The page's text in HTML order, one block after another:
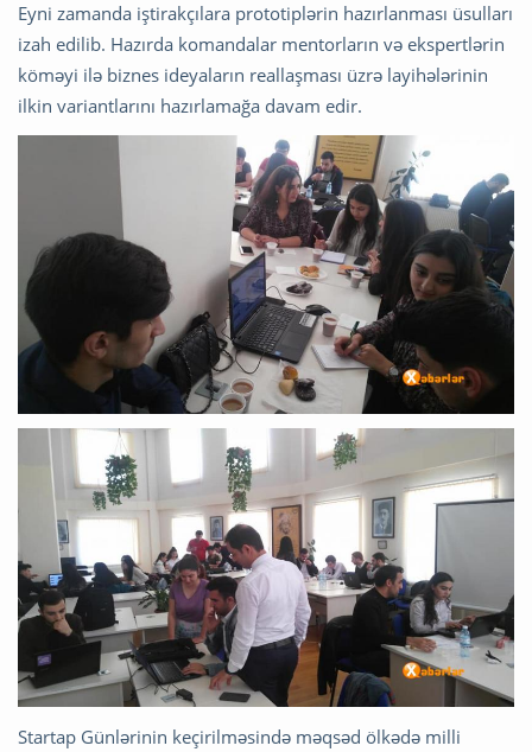
Eyni zamanda iştirakçılara prototiplərin hazırlanması üsulları
izah edilib. Hazırda komandalar mentorların və ekspertlərin
köməyi ilə biznes ideyaların reallaşması üzrə layihələrinin
ilkin variantlarını hazırlamağa davam edir.
Startap Günlərinin keçirilməsində məqsəd ölkədə milli